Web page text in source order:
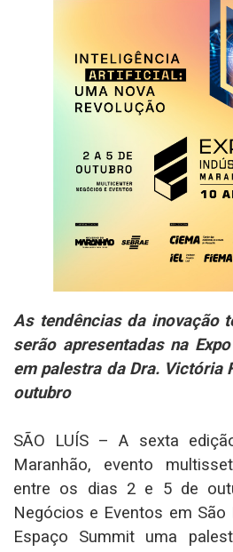
As tendências da inovação
serão apresentadas na
em palestra da Dra. Victória
outubro
SÃO LUÍS – A sexta
Maranhão, evento
entre os dias 2 e 5 de
Negócios e Eventos em
Espaço Summit uma